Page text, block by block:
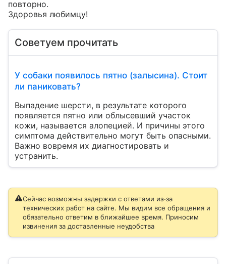
повторно.
Здоровья любимцу!
Советуем прочитать
У собаки появилось пятно (залысина). Стоит
ли паниковать?
Выпадение шерсти, в результате которого
появляется пятно или облысевший участок
кожи, называется алопецией. И причины этого
симптома действительно могут быть опасными.
Важно вовремя их диагностировать и
устранить.
Сейчас возможны задержки с ответами из‑за
технических работ на сайте. Мы видим все обращения и
обязательно ответим в ближайшее время. Приносим
извинения за доставленные неудобства